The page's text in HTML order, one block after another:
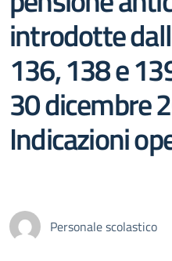
introdotte
136, 138 e
30 dicembre
Indicazioni
Personale scolastico